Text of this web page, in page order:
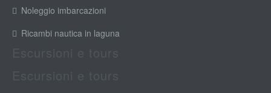
Noleggio imbarcazioni
Ricambi nautica in laguna